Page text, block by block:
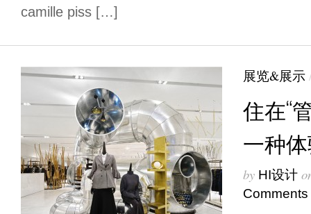
camille piss […]
展览&展示
住在“
一种
by HI设计
Comments